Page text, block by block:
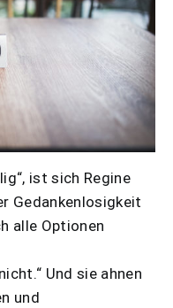
ist sich Regine
Gedankenlosigkeit
alle Optionen
Und sie ahnen
und